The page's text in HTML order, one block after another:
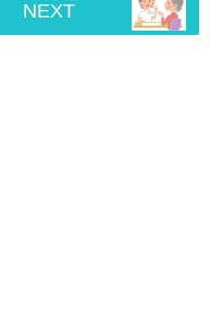
NEXT